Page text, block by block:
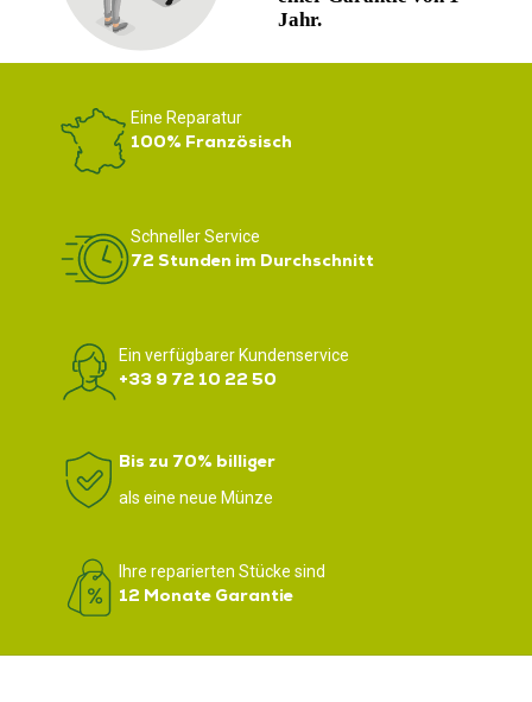
Eine Reparatur
100% Französisch
Schneller Service
72 Stunden im Durchschnitt
Ein verfügbarer Kundenservice
+33 9 72 10 22 50
Bis zu 70% billiger
als eine neue Münze
Ihre reparierten Stücke sind
12 Monate Garantie